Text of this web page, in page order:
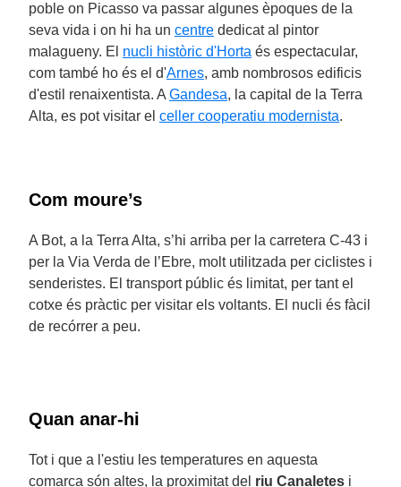
poble on Picasso va passar algunes èpoques de la
seva vida i on hi ha un centre dedicat al pintor
malagueny. El nucli històric d'Horta és espectacular,
com també ho és el d'Arnes, amb nombrosos edificis
d'estil renaixentista. A Gandesa, la capital de la Terra
Alta, es pot visitar el celler cooperatiu modernista.
Com moure’s
A Bot, a la Terra Alta, s’hi arriba per la carretera C-43 i
per la Via Verda de l’Ebre, molt utilitzada per ciclistes i
senderistes. El transport públic és limitat, per tant el
cotxe és pràctic per visitar els voltants. El nucli és fàcil
de recórrer a peu.
Quan anar-hi
Tot i que a l'estiu les temperatures en aquesta
comarca són altes, la proximitat del riu Canaletes i